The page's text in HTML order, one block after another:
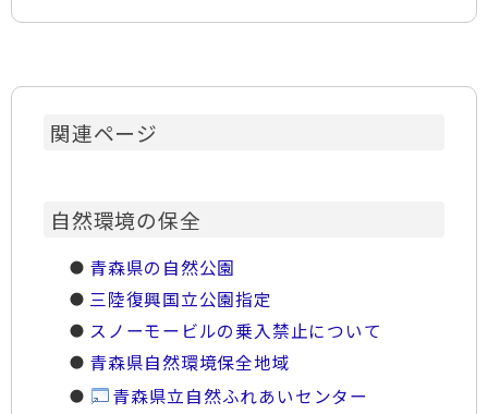
関連ページ
自然環境の保全
青森県の自然公園
三陸復興国立公園指定
スノーモービルの乗入禁止について
青森県自然環境保全地域
青森県立自然ふれあいセンター